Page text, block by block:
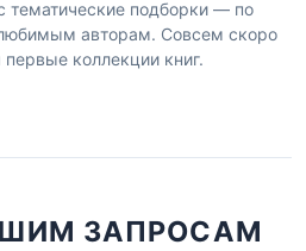
подборки — по
авторам. Совсем скоро
первые коллекции книг.
ЗАПРОСАМ